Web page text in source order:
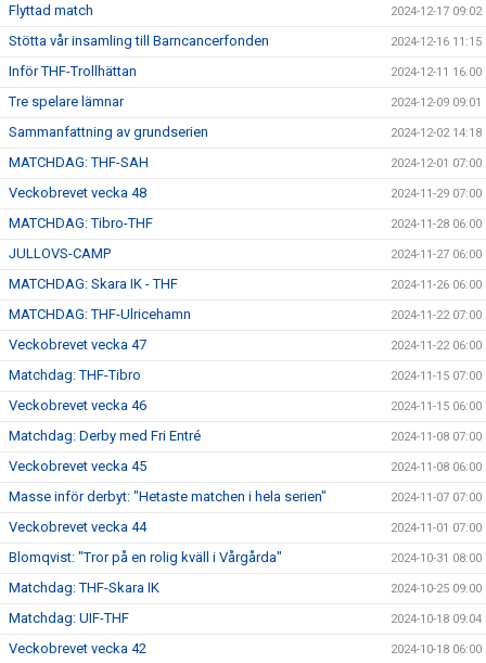
Flyttad match 2024-12-17 09:02
Stötta vår insamling till Barncancerfonden 2024-12-16 11:15
Inför THF-Trollhättan 2024-12-11 16:00
Tre spelare lämnar 2024-12-09 09:01
Sammanfattning av grundserien 2024-12-02 14:18
MATCHDAG: THF-SAH 2024-12-01 07:00
Veckobrevet vecka 48 2024-11-29 07:00
MATCHDAG: Tibro-THF 2024-11-28 06:00
JULLOVS-CAMP 2024-11-27 06:00
MATCHDAG: Skara IK - THF 2024-11-26 06:00
MATCHDAG: THF-Ulricehamn 2024-11-22 07:00
Veckobrevet vecka 47 2024-11-22 06:00
Matchdag: THF-Tibro 2024-11-15 07:00
Veckobrevet vecka 46 2024-11-15 06:00
Matchdag: Derby med Fri Entré 2024-11-08 07:00
Veckobrevet vecka 45 2024-11-08 06:00
Masse inför derbyt: "Hetaste matchen i hela serien" 2024-11-07 07:00
Veckobrevet vecka 44 2024-11-01 07:00
Blomqvist: "Tror på en rolig kväll i Vårgårda" 2024-10-31 08:00
Matchdag: THF-Skara IK 2024-10-25 09:00
Matchdag: UIF-THF 2024-10-18 09:04
Veckobrevet vecka 42 2024-10-18 06:00